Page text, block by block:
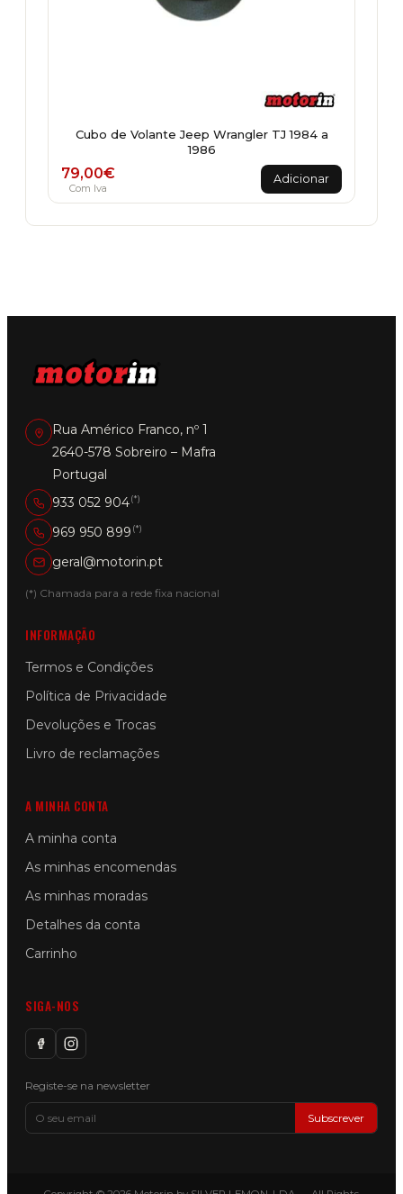
Cubo de Volante Jeep Wrangler TJ 1984 a
1986
79,00€
Com Iva
Adicionar
Rua Américo Franco, nº 1
2640-578 Sobreiro – Mafra
Portugal
933 052 904(*)
969 950 899 (*)
geral@motorin.pt
(*) Chamada para a rede fixa nacional
INFORMAÇÃO
Termos e Condições
Política de Privacidade
Devoluções e Trocas
Livro de reclamações
A MINHA CONTA
A minha conta
As minhas encomendas
As minhas moradas
Detalhes da conta
Carrinho
SIGA-NOS
Registe-se na newsletter
Subscrever